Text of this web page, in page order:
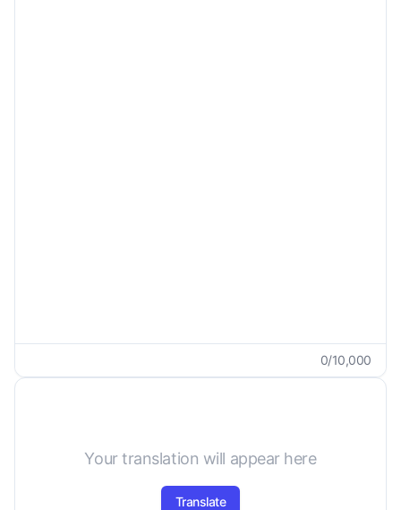
0/10,000
Your translation will appear here
Translate